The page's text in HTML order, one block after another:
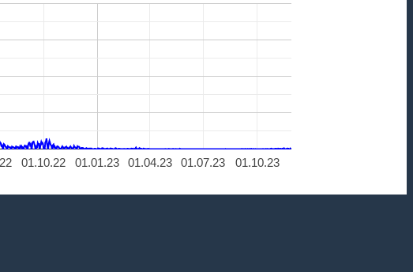
01.01.23
01.10.22 01.04.23 01.07.23 01.10.23